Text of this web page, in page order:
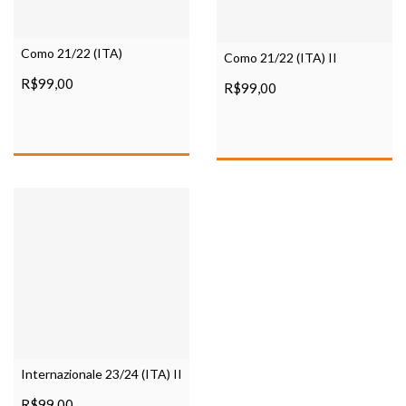
Como 21/22 (ITA)
R$99,00
Como 21/22 (ITA) II
R$99,00
Internazionale 23/24 (ITA) II